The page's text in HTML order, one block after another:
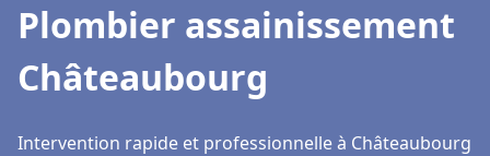
Plombier assainissement
Châteaubourg
Intervention rapide et professionnelle à Châteaubourg